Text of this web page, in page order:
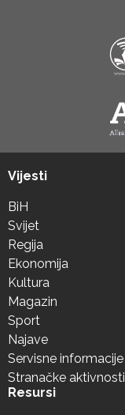
Vijesti
BiH
Svijet
Regija
Ekonomija
Kultura
Magazin
Sport
Najave
Servisne informacije
Stranačke aktivnosti
Resursi